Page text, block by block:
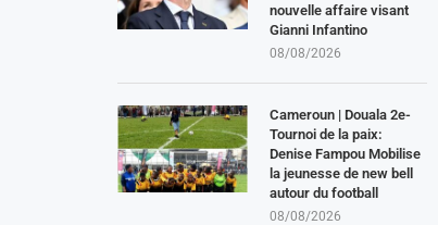
nouvelle affaire visant
Gianni Infantino
08/08/2026
Cameroun | Douala 2e-
Tournoi de la paix:
Denise Fampou Mobilise
la jeunesse de new bell
autour du football
08/08/2026